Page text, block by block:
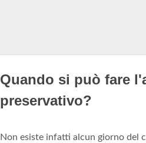
Quando si può fare
preservativo?
Non esiste infatti alcun giorno del